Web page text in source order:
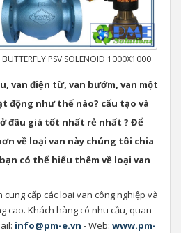
PSV SOLENOID 1000X1000
van điện từ, van bướm, van một
động như thế nào? cấu tạo và
đâu giá tốt nhất rẻ nhất ? Để
về loại van này chúng tôi chia
có thể hiểu thêm về loại van
cung cấp các loại van công nghiệp và
cao. Khách hàng có nhu cầu, quan
info@pm-e.vn - Web: www.pm-